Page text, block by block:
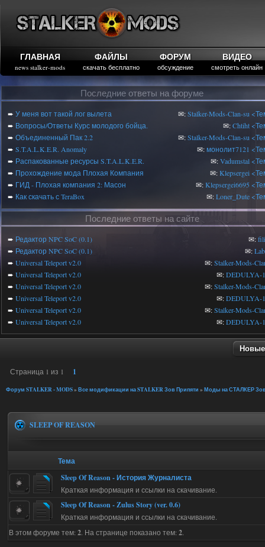
ГЛАВНАЯ
news stalker-mods
ФАЙЛЫ
скачать бесплатно
ФОРУМ
обсуждение
ВИДЕО
смотреть онлайн
Последние ответы на форуме
➨ У меня вот такой лог вылета ✉:Stalker-Mods-Clan-su
➨ Вопросы/Ответы Курс молодого бойца. ✉:Chtiht
➨ Объединенный Пак 2.2 ✉:Stalker-Mods-Clan-su
➨ S.T.A.L.K.E.R. Anomaly ✉:монолит7121
➨ Распакованные ресурсы S.T.A.L.K.E.R. ✉:Vadumstal
➨ Прохождение мода Плохая Компания ✉:Klepsergei
➨ ГИД - Плохая компания 2: Масон ✉:Klepsergei6695
➨ Как скачать с TeraBox ✉:Loner_Dute
Последние ответы на сайте
➨ Редактор NPC SoC (0.1) ✉:
➨ Редактор NPC SoC (0.1) ✉:
➨ Universal Teleport v2.0 ✉:Stalker-Mods-
➨ Universal Teleport v2.0 ✉:DEDULYA-
➨ Universal Teleport v2.0 ✉:Stalker-Mods-
➨ Universal Teleport v2.0 ✉:DEDULYA-
➨ Universal Teleport v2.0 ✉:Stalker-Mods-
➨ Universal Teleport v2.0 ✉:DEDULYA-
Страница 1 из 1 1
Форум STALKER - MODS» Все модификации на STALKER Зов Припяти » Моды на СТАЛКЕР
SLEEP OF REASON
Тема
Sleep Of Reason - История Журналиста
Краткая информация и ссылки на скачивание.
Sleep Of Reason - Zulus Story (ver. 0.6)
Краткая информация и ссылки на скачивание.
В этом форуме тем: 2. На странице показано тем: 2.